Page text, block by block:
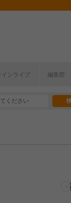
インライブ 編集部